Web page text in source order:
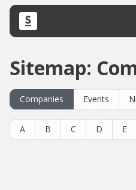
Sitemap:
Companies Events
A B C D E